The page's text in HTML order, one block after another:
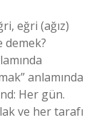
eğri (ağız)
demek?
anlamında
Her gün.
ve her tarafı